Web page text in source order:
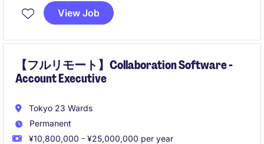
View Job
【フルリモート】Collaboration Software -
Account Executive
Tokyo 23 Wards
Permanent
¥10,800,000 - ¥25,000,000 per year